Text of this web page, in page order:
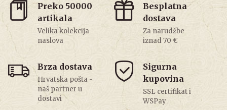
Preko 50000
artikala
Velika kolekcija
naslova
Besplatna
dostava
Za narudžbe
iznad 70 €
Brza dostava
Hrvatska pošta -
naš partner u
dostavi
Sigurna
kupovina
SSL certifikat i
WSPay